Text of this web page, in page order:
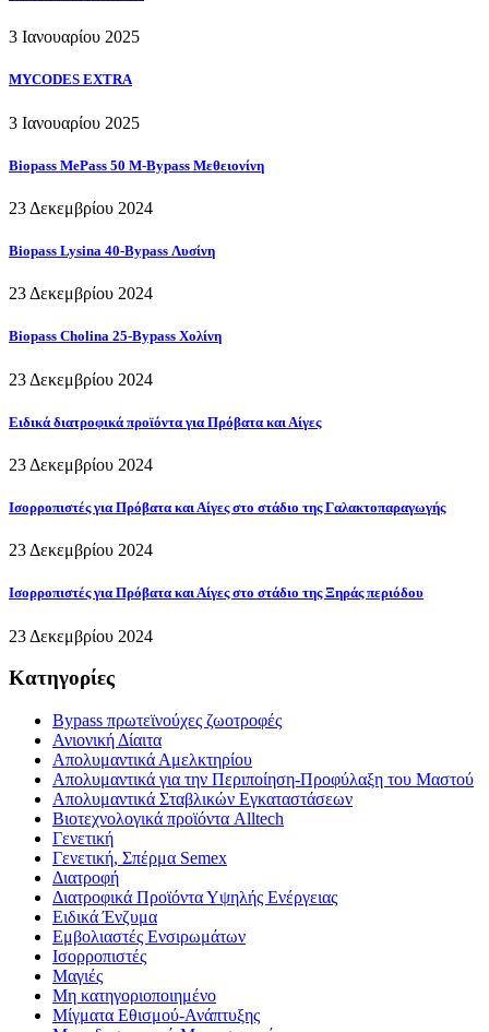
3 Ιανουαρίου 2025
MYCODES EXTRA
3 Ιανουαρίου 2025
Biopass MePass 50 M-Bypass Μεθειονίνη
23 Δεκεμβρίου 2024
Biopass Lysina 40-Bypass Λυσίνη
23 Δεκεμβρίου 2024
Biopass Cholina 25-Bypass Χολίνη
23 Δεκεμβρίου 2024
Ειδικά διατροφικά προϊόντα για Πρόβατα και Αίγες
23 Δεκεμβρίου 2024
Ισορροπιστές για Πρόβατα και Αίγες στο στάδιο της Γαλακτοπαραγωγής
23 Δεκεμβρίου 2024
Ισορροπιστές για Πρόβατα και Αίγες στο στάδιο της Ξηράς περιόδου
23 Δεκεμβρίου 2024
Κατηγορίες
Bypass πρωτεϊνούχες ζωοτροφές
Ανιονική Δίαιτα
Απολυμαντικά Αμελκτηρίου
Απολυμαντικά για την Περιποίηση-Προφύλαξη του Μαστού
Απολυμαντικά Σταβλικών Εγκαταστάσεων
Βιοτεχνολογικά προϊόντα Alltech
Γενετική
Γενετική, Σπέρμα Semex
Διατροφή
Διατροφικά Προϊόντα Υψηλής Ενέργειας
Ειδικά Ένζυμα
Εμβολιαστές Ενσιρωμάτων
Ισορροπιστές
Μαγιές
Μη κατηγοριοποιημένο
Μίγματα Εθισμού-Ανάπτυξης